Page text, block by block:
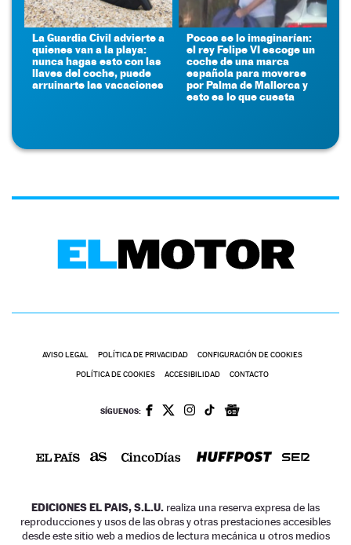
La Guardia Civil advierte a
quienes van a la playa:
nunca hagas esto con las
llaves del coche, puede
arruinarte las vacaciones
Pocos se lo imaginarían:
el rey Felipe VI escoge un
coche de una marca
española para moverse
por Palma de Mallorca y
esto es lo que cuesta
AVISO LEGAL POLÍTICA DE PRIVACIDAD CONFIGURACIÓN DE COOKIES
POLÍTICA DE COOKIES ACCESIBILIDAD CONTACTO
SÍGUENOS:
EDICIONES EL PAIS, S.L.U. realiza una reserva expresa de las
reproducciones y usos de las obras y otras prestaciones accesibles
desde este sitio web a medios de lectura mecánica u otros medios